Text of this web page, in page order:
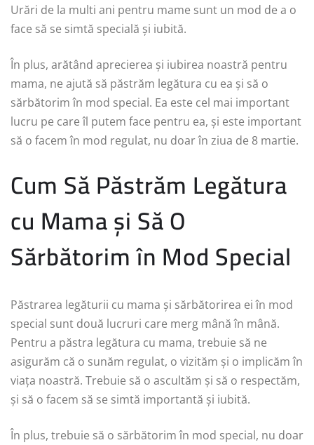
Urări de la multi ani pentru mame sunt un mod de a o
face să se simtă specială și iubită.
În plus, arătând aprecierea și iubirea noastră pentru
mama, ne ajută să păstrăm legătura cu ea și să o
sărbătorim în mod special. Ea este cel mai important
lucru pe care îl putem face pentru ea, și este important
să o facem în mod regulat, nu doar în ziua de 8 martie.
Cum Să Păstrăm Legătura
cu Mama și Să O
Sărbătorim în Mod Special
Păstrarea legăturii cu mama și sărbătorirea ei în mod
special sunt două lucruri care merg mână în mână.
Pentru a păstra legătura cu mama, trebuie să ne
asigurăm că o sunăm regulat, o vizităm și o implicăm în
viața noastră. Trebuie să o ascultăm și să o respectăm,
și să o facem să se simtă importantă și iubită.
În plus, trebuie să o sărbătorim în mod special, nu doar